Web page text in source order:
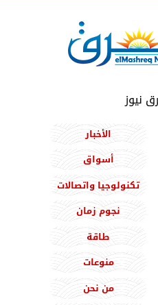
نيوز
الأخبار
أسواق
تكنولوجيا واتصالات
نجوم زمان
طاقة
منوعات
من نحن